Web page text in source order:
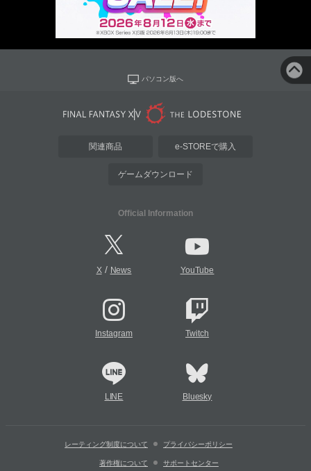
パソコン版へ
関連商品 e-STOREで購入
ゲームダウンロード
Official Information
X/ News YouTube
Instagram Twitch
LINE Bluesky
レーティング制度について プライバシーポリシー
著作権について サポートセンター